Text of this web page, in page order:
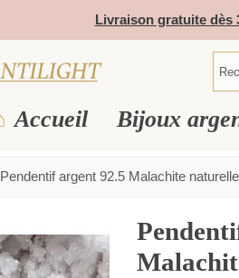
Livraison gratuite dès
Accueil Bijoux
Pendentif argent 92.5 Malachite naturelle